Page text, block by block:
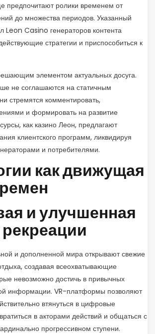
предпочитают ролики временем от
до множества периодов. Указанный
Leon Casino генераторов контента
стратегии и приспособиться к
элементом актуальных досуга.
не соглашаются на статичным
стремятся комментировать,
и формировать на развитие
как казино Леон, предлагают
клиентского программ, ликвидируя
и потребителями.
как движущая
и улучшенная
и дополненной мира открывают свежие
создавая всеохватывающие
невозможно достичь в привычных
информации. VR-платформы позволяют
втянуться в цифровые
в акторами действий и общаться с
прогрессивном ступени.